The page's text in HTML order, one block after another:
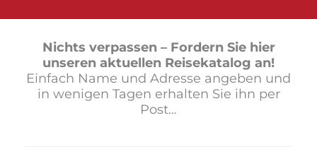
Nichts verpassen – Fordern Sie hier
unseren aktuellen Reisekatalog an!
Einfach Name und Adresse angeben und
in wenigen Tagen erhalten Sie ihn per
Post…